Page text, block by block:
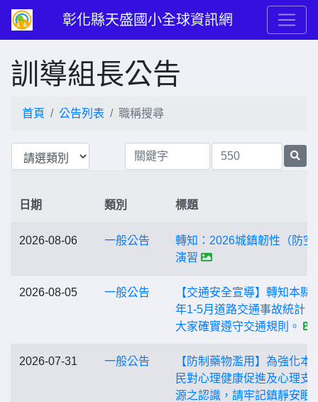
彰化縣天盛國小全球資訊網
訓導組長公告
首頁 公告列表 職稱搜尋
日期 類別 標題
2026-08-06 一般公告
轉知：2026城鎮韌性（防空
演習
2026-08-05 一般公告
【交通安全宣導】轉知本縣
年1-5月道路交通事故統計
大家確實遵守交通規則。
2026-07-31 一般公告
【防制藥物濫用】為強化本
民對心理健康促進及心理支
源之認識，請牢記鎮靜安眠